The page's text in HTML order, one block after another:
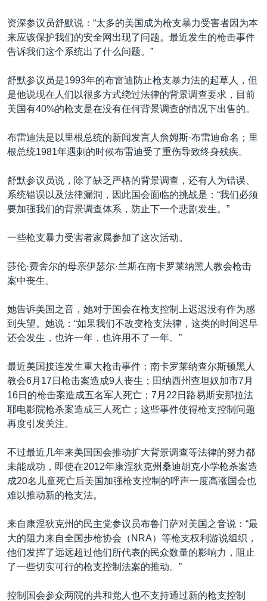
资深参议员舒默说：“太多的美国成为枪支暴力受害者因为本
来应该保护我们的安全网出现了问题。最近发生的枪击事件
告诉我们这个系统出了什么问题。”
舒默参议员是1993年的布雷迪防止枪支暴力法的起草人，但
是他说现在人们以很多方式绕过法律的背景调查要求，目前
美国有40%的枪支是在没有任何背景调查的情况下出售的。
布雷迪法是以里根总统的新闻发言人詹姆斯·布雷迪命名；里
根总统1981年遇刺的时候布雷迪受了重伤导致终身残疾。
舒默参议员说，除了缺乏严格的背景调查，还有人为错误、
系统错误以及法律漏洞，因此国会面临的挑战是：“我们必须
要加强我们的背景调查体系，防止下一个悲剧发生。”
一些枪支暴力受害者家属参加了这次活动。
莎伦·费舍尔的母亲伊瑟尔·兰斯在南卡罗莱纳黑人教会枪击
案中丧生。
她告诉美国之音，她对于国会在枪支控制上迟迟没有作为感
到失望。她说：“如果我们不改变枪支法律，这类的时间迟早
还会发生，也许一年，也许用不了一年。”
最近美国接连发生重大枪击事件：南卡罗莱纳查尔斯顿黑人
教会6月17日枪击案造成9人丧生；田纳西州查坦奴加市7月
16日的枪击案造成五名军人死亡；7月22日路易斯安那拉法
耶电影院枪杀案造成三人死亡；这些事件使得枪支控制问题
再度引发关注。
不过最近几年来美国国会推动扩大背景调查等法律的努力都
未能成功，即使在2012年康涅狄克州桑迪胡克小学枪杀案造
成20名儿童死亡后美国加强枪支控制的呼声一度高涨国会也
难以推动新的枪支法。
来自康涅狄克州的民主党参议员布鲁门萨对美国之音说：“最
大的阻力来自全国步枪协会（NRA）等枪支权利游说组织，
他们发挥了远远超过他们所代表的民众数量的影响力，阻止
了一些切实可行的枪支控制法案的推动。”
控制国会参众两院的共和党人也不支持通过新的枪支控制